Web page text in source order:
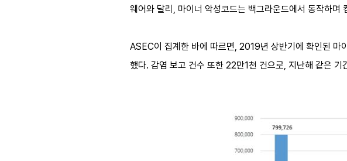
웨어와 달리, 마이너 악성코드는 백그라운드에서 동작하
ASEC이 집계한 바에 따르면, 2019년 상반기에 확인된
했다. 감염 보고 건수 또한 22만1천 건으로, 지난해 같은